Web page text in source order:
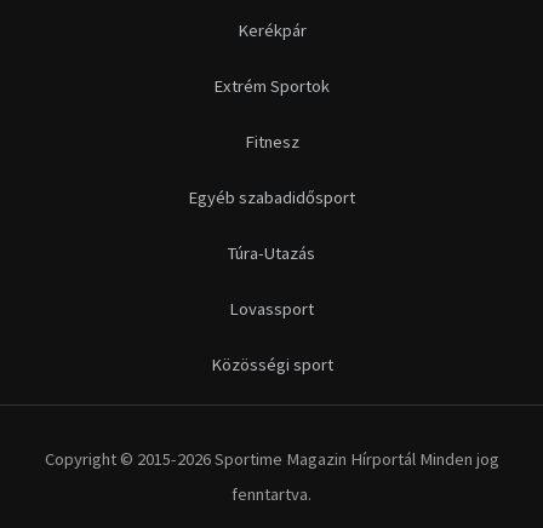
Kerékpár
Extrém Sportok
Fitnesz
Egyéb szabadidősport
Túra-Utazás
Lovassport
Közösségi sport
Copyright © 2015-2026 Sportime Magazin Hírportál Minden jog
fenntartva.